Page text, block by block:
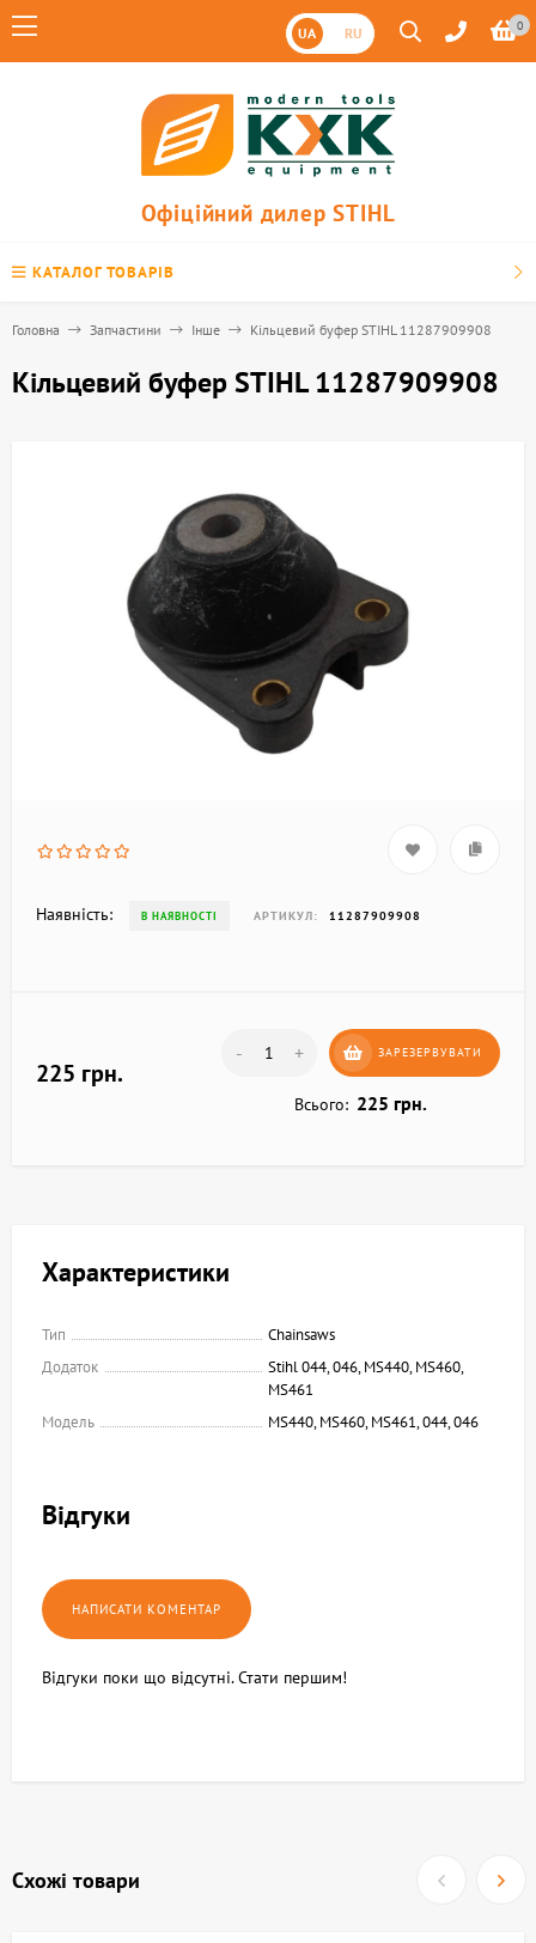
UA RU 0
Офіційний дилер STIHL
КАТАЛОГ ТОВАРІВ
Головна Запчастини Інше Кільцевий буфер STIHL 11287909908
Кільцевий буфер STIHL 11287909908
Наявність: В НАЯВНОСТІ АРТИКУЛ: 11287909908
225 грн.
- + ЗАРЕЗЕРВУВАТИ
Всього: 225 грн.
Характеристики
Тип
Chainsaws
Додаток
Stihl 044, 046, MS440, MS460,
MS461
Модель
MS440, MS460, MS461, 044, 046
Відгуки
Відгуки поки що відсутні. Стати першим!
Схожі товари